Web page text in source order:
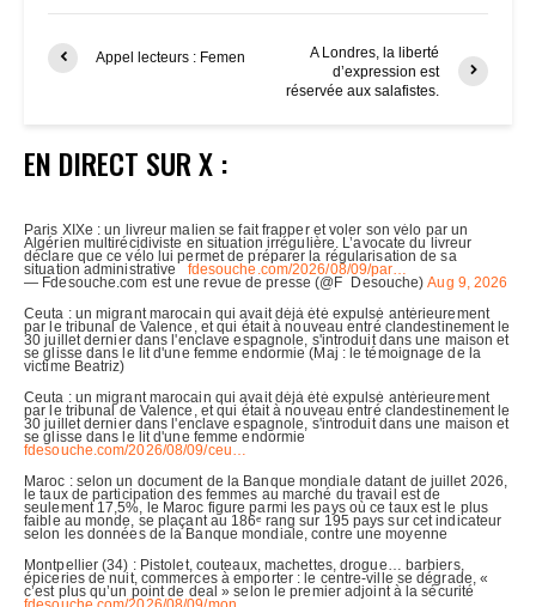
Appel lecteurs : Femen
A Londres, la liberté
d’expression est
réservée aux salafistes.
EN DIRECT SUR X :